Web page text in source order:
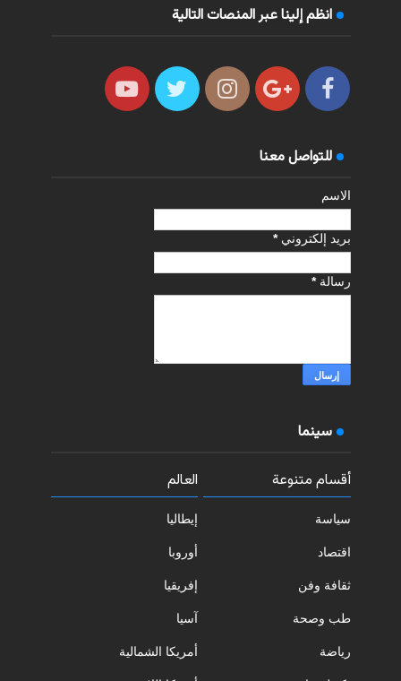
انظم إلينا عبر المنصات التالية
للتواصل معنا
الاسم
بريد إلكتروني*
رسالة*
سينما
أقسام متنوعة
سياسة
اقتصاد
ثقافة وفن
طب وصحة
رياضة
العالم
إيطاليا
أوروبا
إفريقيا
آسيا
أمريكا الشمالية